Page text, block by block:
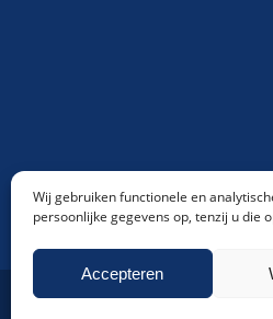
Wij gebruiken functionele en
persoonlijke gegevens op, tenzij u die
Accepteren